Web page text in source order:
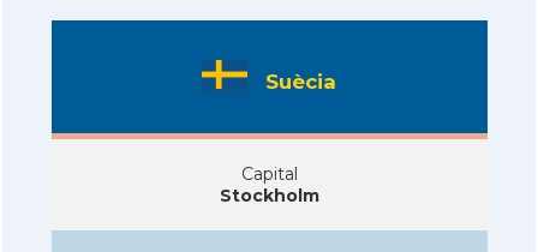
Suècia
Capital
Stockholm